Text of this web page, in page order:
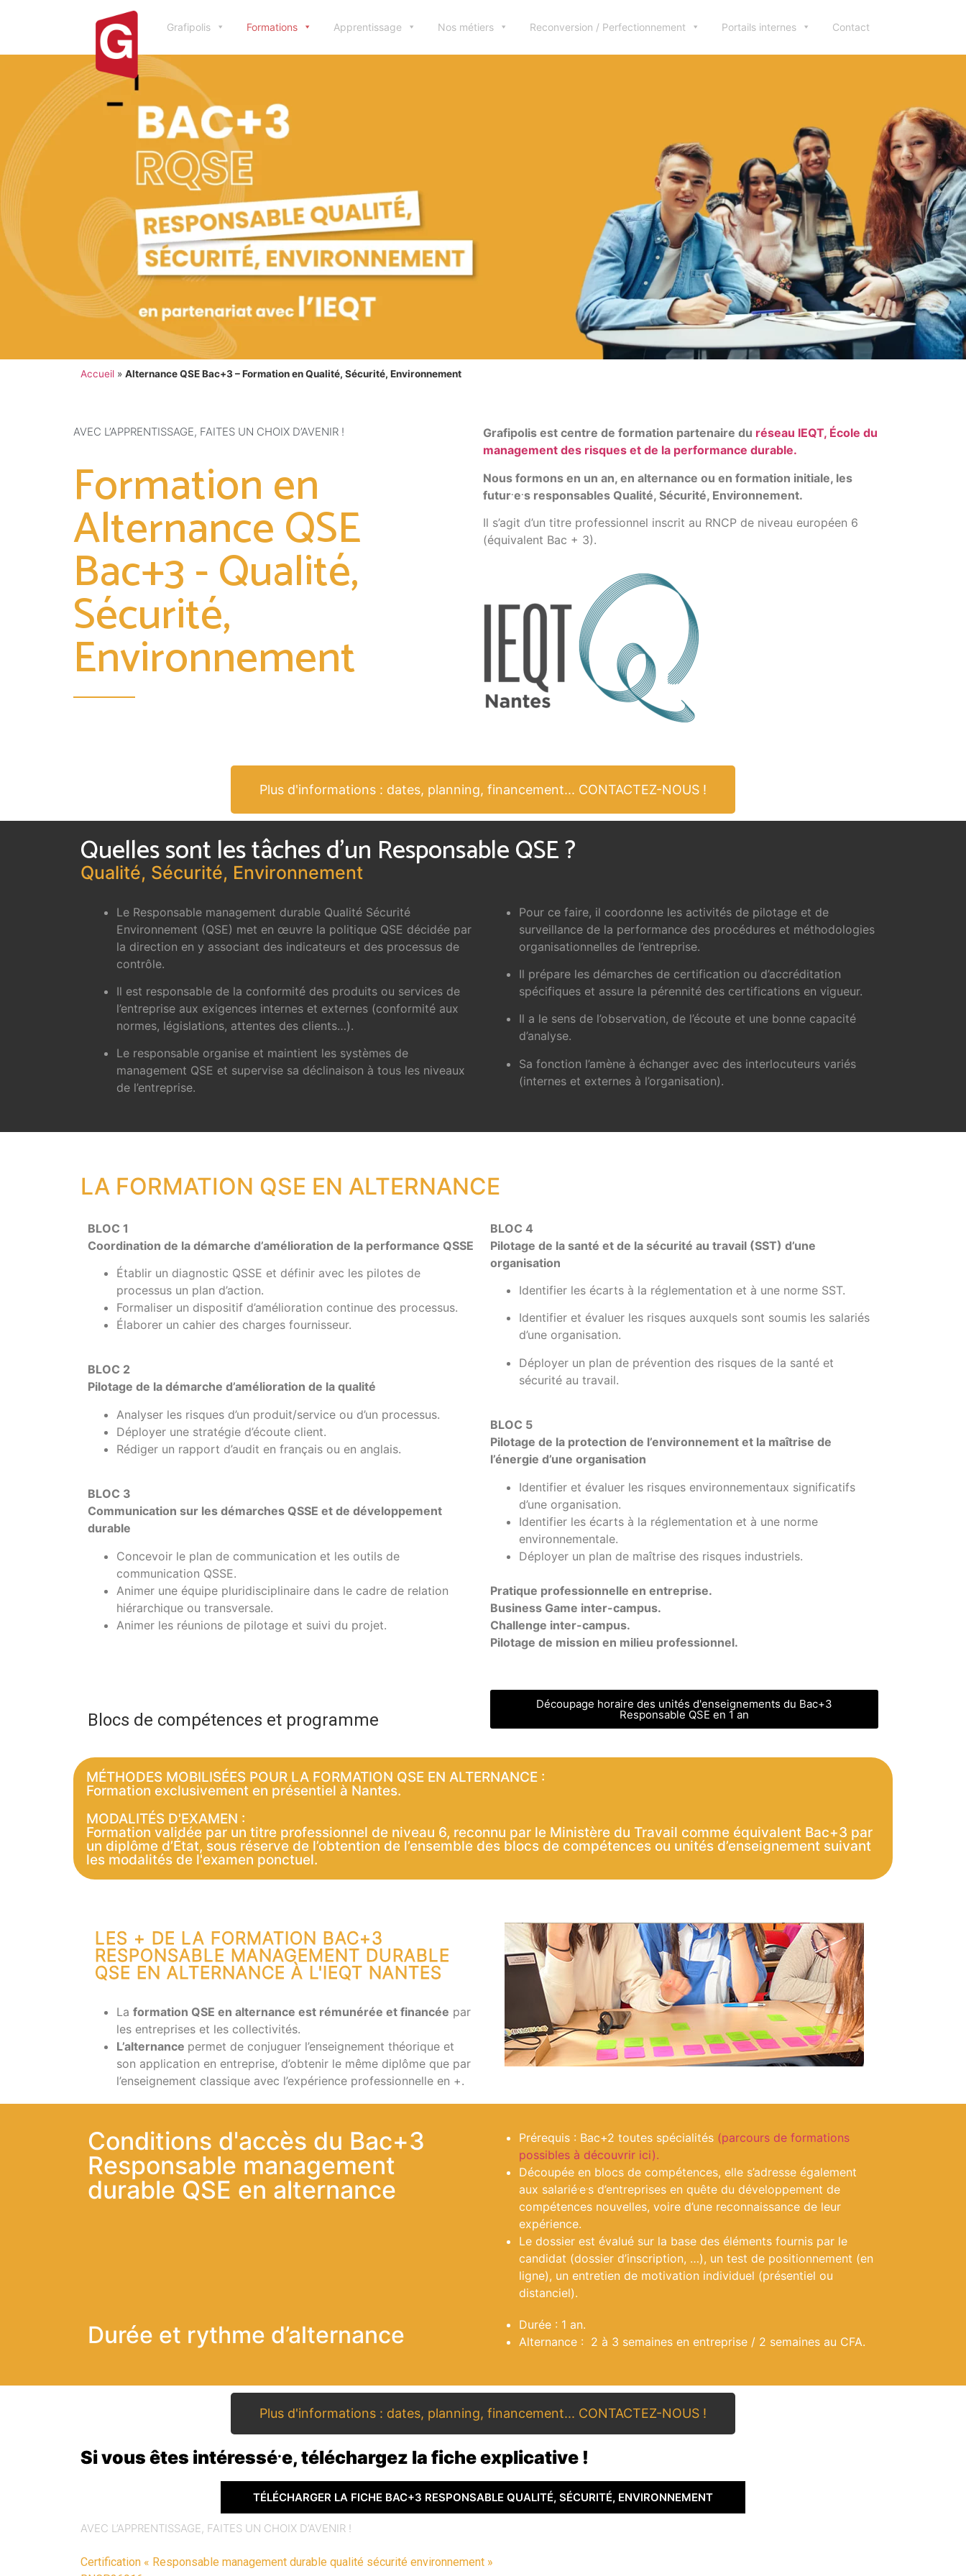
Grafipolis Formations Apprentissage Nos métiers Reconversion / Perfectionnement Portails internes Contact
Accueil » Alternance QSE Bac+3 – Formation en Qualité, Sécurité, Environnement
AVEC L’APPRENTISSAGE, FAITES UN CHOIX D’AVENIR !
Formation en
Alternance QSE
Bac+3 - Qualité,
Sécurité,
Environnement
Grafipolis est centre de formation partenaire du réseau IEQT, École du
management des risques et de la performance durable.
Nous formons en un an, en alternance ou en formation initiale, les
futur.e.s responsables Qualité, Sécurité, Environnement.
Il s’agit d’un titre professionnel inscrit au RNCP de niveau européen 6
(équivalent Bac + 3).
Plus d'informations : dates, planning, financement... CONTACTEZ-NOUS !
Quelles sont les tâches d’un Responsable QSE ?
Qualité, Sécurité, Environnement
Le Responsable management durable Qualité Sécurité
Environnement (QSE) met en œuvre la politique QSE décidée par
la direction en y associant des indicateurs et des processus de
contrôle.
Il est responsable de la conformité des produits ou services de
l’entreprise aux exigences internes et externes (conformité aux
normes, législations, attentes des clients…).
Le responsable organise et maintient les systèmes de
management QSE et supervise sa déclinaison à tous les niveaux
de l’entreprise.
Pour ce faire, il coordonne les activités de pilotage et de
surveillance de la performance des procédures et méthodologies
organisationnelles de l’entreprise.
Il prépare les démarches de certification ou d’accréditation
spécifiques et assure la pérennité des certifications en vigueur.
Il a le sens de l’observation, de l’écoute et une bonne capacité
d’analyse.
Sa fonction l’amène à échanger avec des interlocuteurs variés
(internes et externes à l’organisation).
LA FORMATION QSE EN ALTERNANCE
BLOC 1
Coordination de la démarche d’amélioration de la performance QSSE
Établir un diagnostic QSSE et définir avec les pilotes de
processus un plan d’action.
Formaliser un dispositif d’amélioration continue des processus.
Élaborer un cahier des charges fournisseur.
BLOC 2
Pilotage de la démarche d’amélioration de la qualité
Analyser les risques d’un produit/service ou d’un processus.
Déployer une stratégie d’écoute client.
Rédiger un rapport d’audit en français ou en anglais.
BLOC 3
Communication sur les démarches QSSE et de développement
durable
Concevoir le plan de communication et les outils de
communication QSSE.
Animer une équipe pluridisciplinaire dans le cadre de relation
hiérarchique ou transversale.
Animer les réunions de pilotage et suivi du projet.
BLOC 4
Pilotage de la santé et de la sécurité au travail (SST) d’une
organisation
Identifier les écarts à la réglementation et à une norme SST.
Identifier et évaluer les risques auxquels sont soumis les salariés
d’une organisation.
Déployer un plan de prévention des risques de la santé et
sécurité au travail.
BLOC 5
Pilotage de la protection de l’environnement et la maîtrise de
l’énergie d’une organisation
Identifier et évaluer les risques environnementaux significatifs
d’une organisation.
Identifier les écarts à la réglementation et à une norme
environnementale.
Déployer un plan de maîtrise des risques industriels.
Pratique professionnelle en entreprise.
Business Game inter-campus.
Challenge inter-campus.
Pilotage de mission en milieu professionnel.
Blocs de compétences et programme
Découpage horaire des unités d'enseignements du Bac+3
Responsable QSE en 1 an
MÉTHODES MOBILISÉES POUR LA FORMATION QSE EN ALTERNANCE :
Formation exclusivement en présentiel à Nantes.
MODALITÉS D'EXAMEN :
Formation validée par un titre professionnel de niveau 6, reconnu par le Ministère du Travail comme équivalent Bac+3 par
un diplôme d’État, sous réserve de l’obtention de l’ensemble des blocs de compétences ou unités d’enseignement suivant
les modalités de l'examen ponctuel.
LES + DE LA FORMATION BAC+3
RESPONSABLE MANAGEMENT DURABLE
QSE EN ALTERNANCE À L'IEQT NANTES
La formation QSE en alternance est rémunérée et financée par
les entreprises et les collectivités.
L’alternance permet de conjuguer l’enseignement théorique et
son application en entreprise, d’obtenir le même diplôme que par
l’enseignement classique avec l’expérience professionnelle en +.
Conditions d'accès du Bac+3
Responsable management
durable QSE en alternance
Prérequis : Bac+2 toutes spécialités (parcours de formations
possibles à découvrir ici).
Découpée en blocs de compétences, elle s’adresse également
aux salarié.e.s d’entreprises en quête du développement de
compétences nouvelles, voire d’une reconnaissance de leur
expérience.
Le dossier est évalué sur la base des éléments fournis par le
candidat (dossier d’inscription, …), un test de positionnement (en
ligne), un entretien de motivation individuel (présentiel ou
distanciel).
Durée et rythme d’alternance
Durée : 1 an.
Alternance : 2 à 3 semaines en entreprise / 2 semaines au CFA.
Plus d'informations : dates, planning, financement... CONTACTEZ-NOUS !
Si vous êtes intéressé.e, téléchargez la fiche explicative !
TÉLÉCHARGER LA FICHE BAC+3 RESPONSABLE QUALITÉ, SÉCURITÉ, ENVIRONNEMENT
AVEC L’APPRENTISSAGE, FAITES UN CHOIX D’AVENIR !
Certification « Responsable management durable qualité sécurité environnement »